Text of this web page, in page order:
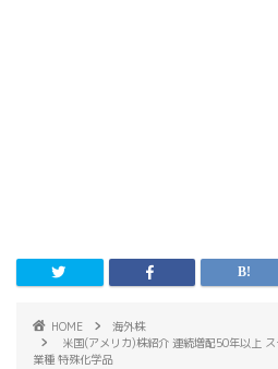
HOME
海外株
米国(アメリカ)株紹介 連続増配50年以上
業種 特殊化学品